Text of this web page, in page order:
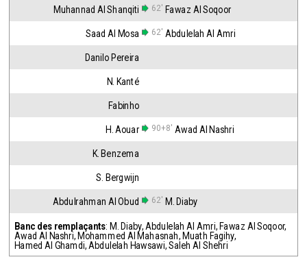
Muhannad Al Shanqiti 62' Fawaz Al Soqoor
Saad Al Mosa 62' Abdulelah Al Amri
Danilo Pereira
N. Kanté
Fabinho
H. Aouar 90+8' Awad Al Nashri
K. Benzema
S. Bergwijn
Abdulrahman Al Obud 62' M. Diaby
Banc des remplaçants: M. Diaby, Abdulelah Al Amri, Fawaz Al Soqoor,
Awad Al Nashri, Mohammed Al Mahasnah, Muath Fagihy,
Hamed Al Ghamdi, Abdulelah Hawsawi,Saleh Al Shehri